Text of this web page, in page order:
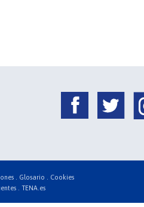
. Glosario .
Cookies
. TENA.es